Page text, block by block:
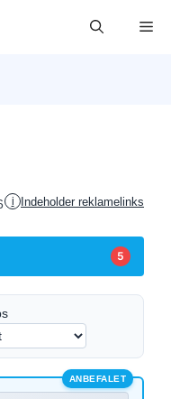
i Indeholder reklamelinks
5
ANBEFALET